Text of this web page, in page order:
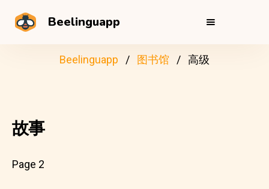
Beelinguapp
Beelinguapp 图书馆 高级
故事
Page 2